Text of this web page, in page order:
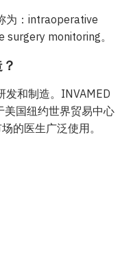
为：intraoperative
monitoring。
发和制造。INVAMED
美国纽约世界贸易中心
的医生广泛使用。